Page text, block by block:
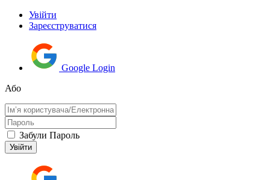
Увійти
Зареєструватися
Google Login
Або
Забули Пароль